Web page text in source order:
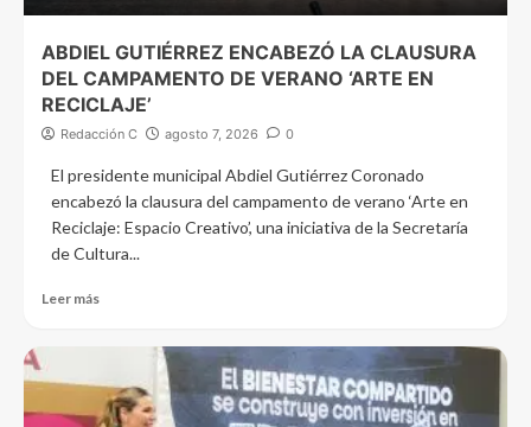
ABDIEL GUTIÉRREZ ENCABEZÓ LA CLAUSURA
DEL CAMPAMENTO DE VERANO ‘ARTE EN
RECICLAJE’
Redacción C agosto 7, 2026 0
El presidente municipal Abdiel Gutiérrez Coronado
encabezó la clausura del campamento de verano ‘Arte en
Reciclaje: Espacio Creativo’, una iniciativa de la Secretaría
de Cultura...
Leer más